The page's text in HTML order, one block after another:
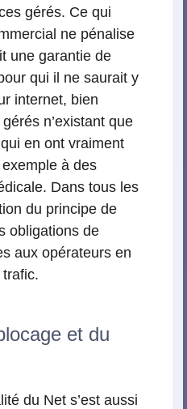
gérés. Ce qui
ne pénalise
une garantie de
qui il ne saurait y
internet, bien
n’existant que
en ont vraiment
à des
Dans tous les
du principe de
obligations de
aux opérateurs en
et du
du Net s’est aussi